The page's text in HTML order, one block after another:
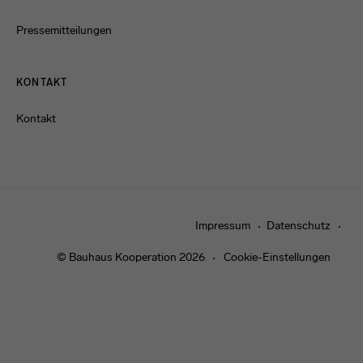
Pressemitteilungen
KONTAKT
Kontakt
Impressum Datenschutz
© Bauhaus Kooperation 2026 Cookie-Einstellungen